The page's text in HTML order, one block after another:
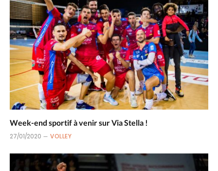
Week-end sportif à venir sur Via Stella !
27/01/2020 VOLLEY